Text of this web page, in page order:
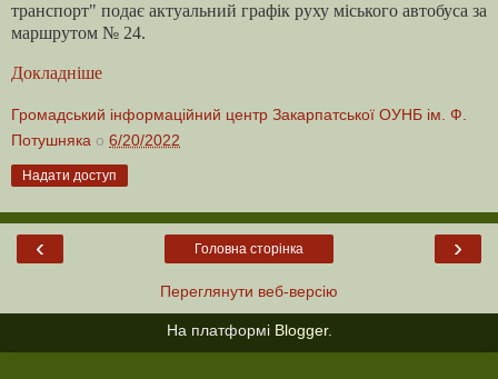
транспорт" подає актуальний графік руху міського автобуса за
маршрутом № 24.
Докладніше
Громадський інформаційний центр Закарпатської ОУНБ ім. Ф.
Потушняка о 6/20/2022
Надати доступ
‹ ›
Головна сторінка
Переглянути веб-версію
На платформі Blogger.